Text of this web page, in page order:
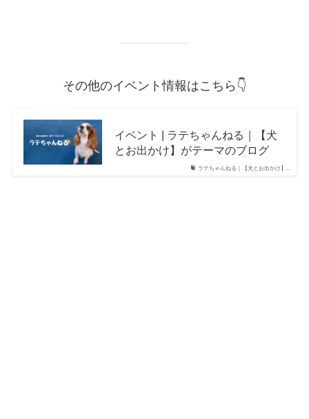
その他のイベント情報はこちら👇
ラテちゃんねる｜【犬とお出かけ】...
イベント | ラテちゃんねる｜【犬
とお出かけ】がテーマのブログ